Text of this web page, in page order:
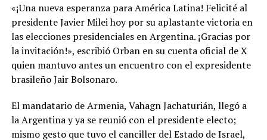
«¡Una nueva esperanza para América Latina! Felicité al
presidente Javier Milei hoy por su aplastante victoria en
las elecciones presidenciales en Argentina. ¡Gracias por
la invitación!», escribió Orban en su cuenta oficial de X
quien mantuvo antes un encuentro con el expresidente
brasileño Jair Bolsonaro.
El mandatario de Armenia, Vahagn Jachaturián, llegó a
la Argentina y ya se reunió con el presidente electo;
mismo gesto que tuvo el canciller del Estado de Israel,